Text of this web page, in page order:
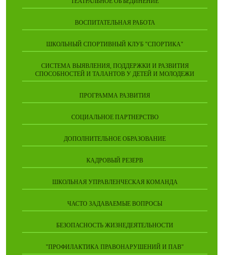
ВОСПИТАТЕЛЬНАЯ РАБОТА
ШКОЛЬНЫЙ СПОРТИВНЫЙ КЛУБ "СПОРТИКА"
СИСТЕМА ВЫЯВЛЕНИЯ, ПОДДЕРЖКИ И РАЗВИТИЯ
СПОСОБНОСТЕЙ И ТАЛАНТОВ У ДЕТЕЙ И МОЛОДЕЖИ
ПРОГРАММА РАЗВИТИЯ
СОЦИАЛЬНОЕ ПАРТНЕРСТВО
ДОПОЛНИТЕЛЬНОЕ ОБРАЗОВАНИЕ
КАДРОВЫЙ РЕЗЕРВ
ШКОЛЬНАЯ УПРАВЛЕНЧЕСКАЯ КОМАНДА
ЧАСТО ЗАДАВАЕМЫЕ ВОПРОСЫ
БЕЗОПАСНОСТЬ ЖИЗНЕДЕЯТЕЛЬНОСТИ
"ПРОФИЛАКТИКА ПРАВОНАРУШЕНИЙ И ПАВ"